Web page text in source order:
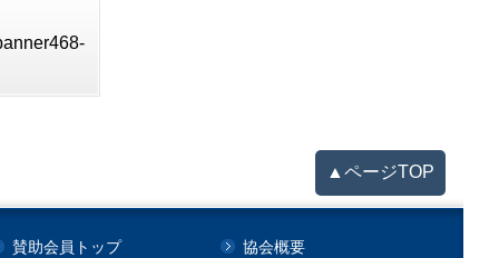
▲ページTOP
賛助会員トップ 協会概要